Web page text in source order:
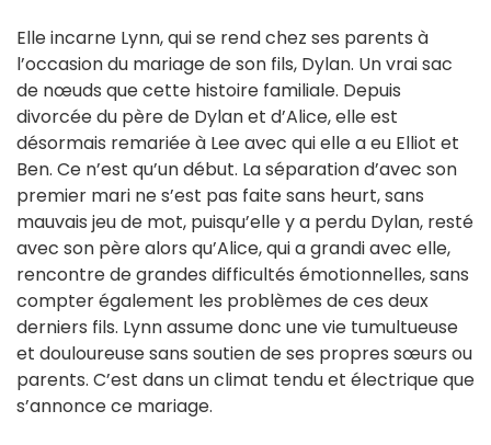
Elle incarne Lynn, qui se rend chez ses parents à
l’occasion du mariage de son fils, Dylan. Un vrai sac
de nœuds que cette histoire familiale. Depuis
divorcée du père de Dylan et d’Alice, elle est
désormais remariée à Lee avec qui elle a eu Elliot et
Ben. Ce n’est qu’un début. La séparation d’avec son
premier mari ne s’est pas faite sans heurt, sans
mauvais jeu de mot, puisqu’elle y a perdu Dylan, resté
avec son père alors qu’Alice, qui a grandi avec elle,
rencontre de grandes difficultés émotionnelles, sans
compter également les problèmes de ces deux
derniers fils. Lynn assume donc une vie tumultueuse
et douloureuse sans soutien de ses propres sœurs ou
parents. C’est dans un climat tendu et électrique que
s’annonce ce mariage.